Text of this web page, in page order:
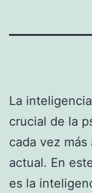
La
crucial de la
cada vez
actual. En
es la